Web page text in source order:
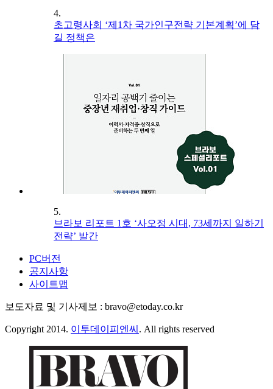
4.
초고령사회 ‘제1차 국가인구전략 기본계획’에 담
길 정책은
5.
브라보 리포트 1호 ‘사오정 시대, 73세까지 일하기
전략’ 발간
PC버전
공지사항
사이트맵
보도자료 및 기사제보 : bravo@etoday.co.kr
Copyright 2014. 이투데이피엔씨 . All rights reserved